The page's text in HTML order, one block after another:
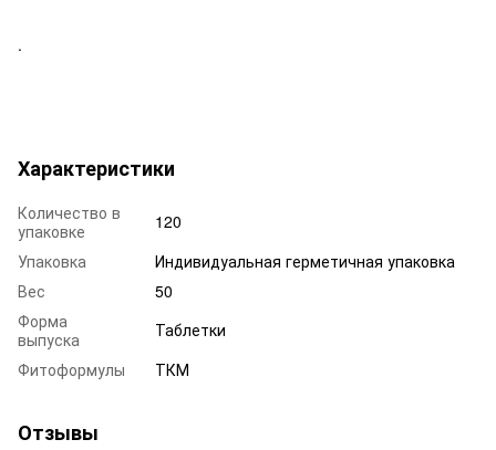
.
Характеристики
Количество в
упаковке
120
Упаковка
Индивидуальная герметичная упаковка
Вес
50
Форма
выпуска
Таблетки
Фитоформулы
ТКМ
Отзывы